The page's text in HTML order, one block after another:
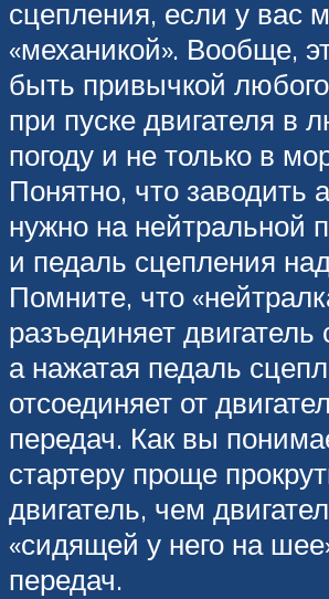
сцепления, если у вас
«механикой». Вообще,
быть привычкой
при пуске двигателя в
погоду и не только в
Понятно, что заводить
нужно на нейтральной
и педаль сцепления
Помните, что
разъединяет двигатель
а нажатая педаль
отсоединяет от
передач. Как вы
стартеру проще
двигатель, чем
«сидящей у него на
передач.